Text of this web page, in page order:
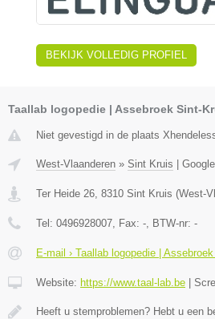
BEKIJK VOLLEDIG PROFIEL
Taallab logopedie | Assebroek Sint-
Niet gevestigd in de plaats
West-Vlaanderen » Sint Kruis
Ter Heide 26, 8310 Sint Kruis (West-
Tel: 0496928007, Fax: -, BTW-nr: -
E-mail › Taallab logopedie |
Website: https://www.taal-lab.be
Heeft u stemproblemen? Hebt u een